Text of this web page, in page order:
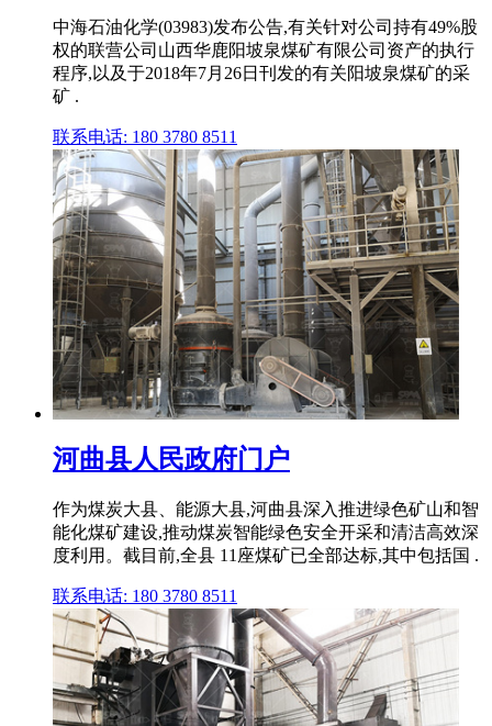
中海石油化学(03983)发布公告,有关针对公司持有49%股
权的联营公司山西华鹿阳坡泉煤矿有限公司资产的执行
程序,以及于2018年7月26日刊发的有关阳坡泉煤矿的采
矿 .
联系电话: 180 3780 8511
河曲县人民政府门户
作为煤炭大县、能源大县,河曲县深入推进绿色矿山和智
能化煤矿建设,推动煤炭智能绿色安全开采和清洁高效深
度利用。截目前,全县 11座煤矿已全部达标,其中包括国 .
联系电话: 180 3780 8511